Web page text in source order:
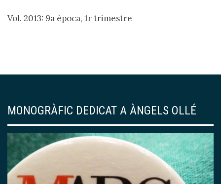
Vol. 2013: 9a època, 1r trimestre
MONOGRÀFIC DEDICAT A ÀNGELS OLLÉ